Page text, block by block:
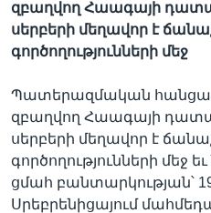
«ԱՄԵՐԻԿԱՅԻ ՁԱՅՆ»-Ի
Learning English
ՀԵՏԵՒԵՔ ՄԵԶ
Լեզուներ
զբաղվող Հաագայի
սերբերի մեղավոր է
գործողությունների մեջ
Պատերազմական
զբաղվող Հաագայի
սերբերի մեղավոր է
գործողությունների
ցմահ բանտարկության՝
Սրեբրենիցայում